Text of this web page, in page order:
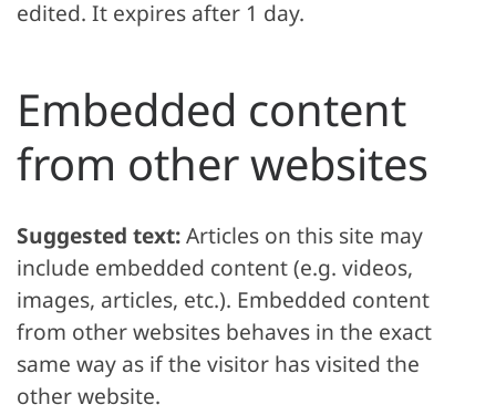
edited. It expires after 1 day.
Embedded content
from other websites
Suggested text:Articles on this site may
include embedded content (e.g. videos,
images, articles, etc.). Embedded content
from other websites behaves in the exact
same way as if the visitor has visited the
other website.